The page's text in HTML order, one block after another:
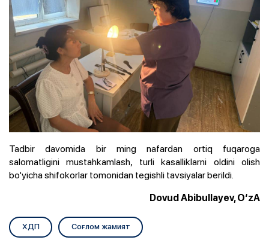
Tadbir davomida bir ming nafardan ortiq fuqaroga
salomatligini mustahkamlash, turli kasalliklarni oldini olish
bo‘yicha shifokorlar tomonidan tegishli tavsiyalar berildi.
Dovud Abibullayev, O‘zA
ХДП Соғлом жамият